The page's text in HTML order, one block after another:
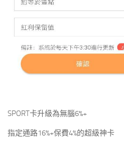
SPORT卡升級為無腦6%+
指定通路16%+保費4%的超級神卡